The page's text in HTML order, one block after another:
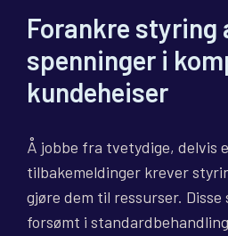
Forankre styring
spenninger i
kundeheiser
Å jobbe fra tvetydige, delvis
tilbakemeldinger krever
gjøre dem til ressurser.
forsømt i